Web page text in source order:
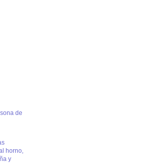
de
horno,
y